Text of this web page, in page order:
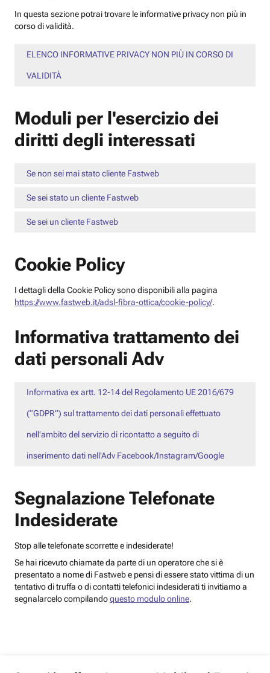
In questa sezione potrai trovare le informative privacy non più in
corso di validità.
ELENCO INFORMATIVE PRIVACY NON PIÙ IN CORSO DI
VALIDITÀ
Moduli per l'esercizio dei
diritti degli interessati
Se non sei mai stato cliente Fastweb
Se sei stato un cliente Fastweb
Se sei un cliente Fastweb
Cookie Policy
I dettagli della Cookie Policy sono disponibili alla pagina
https://www.fastweb.it/adsl-fibra-ottica/cookie-policy/.
Informativa trattamento dei
dati personali Adv
Informativa ex artt. 12-14 del Regolamento UE 2016/679
(“GDPR”) sul trattamento dei dati personali effettuato
nell’ambito del servizio di ricontatto a seguito di
inserimento dati nell’Adv Facebook/Instagram/Google
Segnalazione Telefonate
Indesiderate
Stop alle telefonate scorrette e indesiderate!
Se hai ricevuto chiamate da parte di un operatore che si è
presentato a nome di Fastweb e pensi di essere stato vittima di un
tentativo di truffa o di contatti telefonici indesiderati ti invitiamo a
segnalarcelo compilandoquesto modulo online.